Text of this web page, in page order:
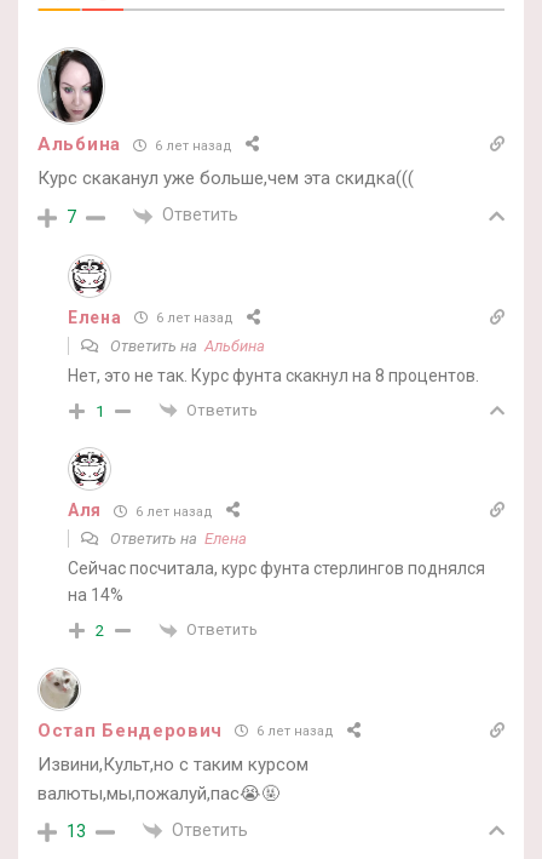
Альбина 6 лет назад
Курс скаканул уже больше,чем эта скидка(((
7 Ответить
Елена 6 лет назад
Ответить на Альбина
Нет, это не так. Курс фунта скакнул на 8 процентов.
1 Ответить
Аля 6 лет назад
Ответить на Елена
Сейчас посчитала, курс фунта стерлингов поднялся
на 14%
2 Ответить
Остап Бендерович 6 лет назад
Извини,Культ,но с таким курсом
валюты,мы,пожалуй,пас😭🤬
13 Ответить